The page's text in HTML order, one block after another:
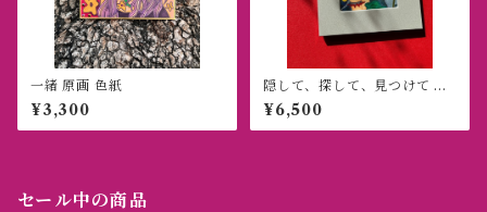
一緒 原画 色紙
¥3,300
隠して、探して、見つけて 原
画
¥6,500
セール中の商品